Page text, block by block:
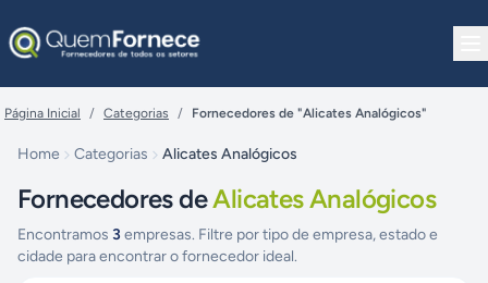
Página Inicial / Categorias / Fornecedores de "Alicates Analógicos"
Home Categorias Alicates Analógicos
Fornecedores deAlicates Analógicos
Encontramos 3 empresas. Filtre por tipo de empresa, estado e
cidade para encontrar o fornecedor ideal.